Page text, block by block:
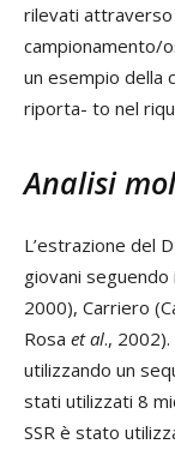
rilevati
campionamento/
un esempio della
riporta- to nel
Analisi
L’estrazione del
giovani
2000), Carriero
Rosa et al.,
utilizzando un
stati utilizzati 8
SSR è stato